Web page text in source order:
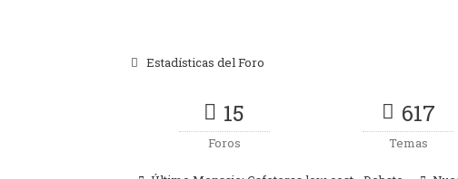
Estadísticas del Foro
15
Foros
617
Temas